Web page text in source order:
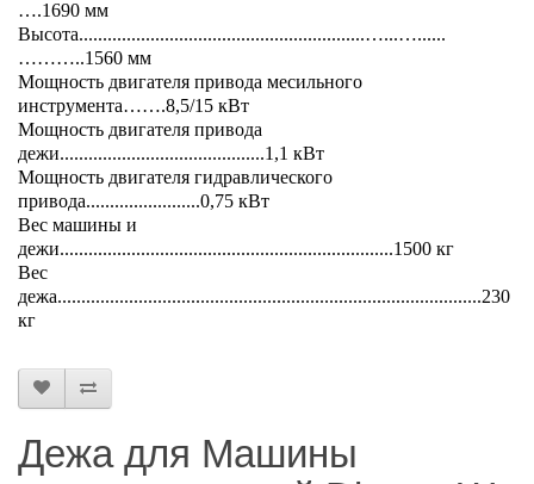
….1690 мм
Высота............................................................…...…......
………..1560 мм
Мощность двигателя привода месильного
инструмента…….8,5/15 кВт
Мощность двигателя привода
дежи...........................................1,1 кВт
Мощность двигателя гидравлического
привода........................0,75 кВт
Вес машины и
дежи......................................................................1500 кг
Вес
дежа.........................................................................................230
кг
Дежа для Машины